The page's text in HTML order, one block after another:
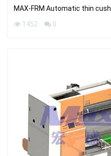
MAX-FRM Automatic thin
1452
0